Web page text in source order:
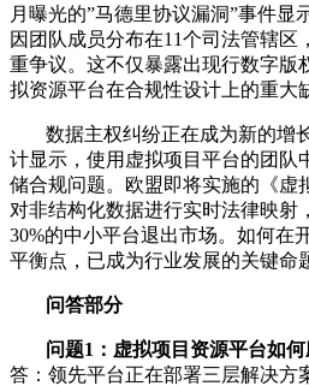
月曝光的”马德里协议漏洞”事件显
因团队成员分布在11个司法管辖区
重争议。这不仅暴露出现行数字版
拟资源平台在合规性设计上的重大
数据主权纠纷正在成为新的增
计显示，使用虚拟项目平台的团队
储合规问题。欧盟即将实施的《虚
对非结构化数据进行实时法律映射
30%的中小平台退出市场。如何在
平衡点，已成为行业发展的关键命
问答部分
问题1：虚拟项目资源平台如
答：领先平台正在部署三层解决方